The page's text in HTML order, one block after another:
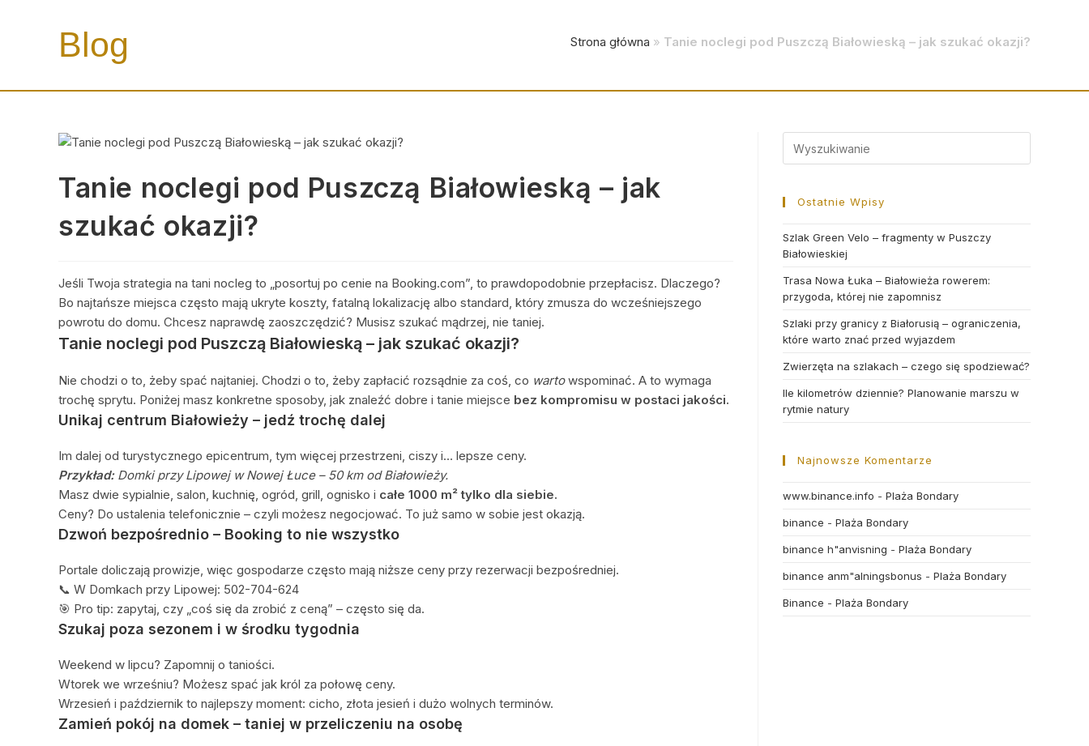
Blog Strona główna » Tanie noclegi pod Puszczą Białowieską – jak szukać okazji?
Tanie noclegi pod Puszczą Białowieską – jak
szukać okazji?
Jeśli Twoja strategia na tani nocleg to „posortuj po cenie na Booking.com”, to prawdopodobnie przepłacisz. Dlaczego?
Bo najtańsze miejsca często mają ukryte koszty, fatalną lokalizację albo standard, który zmusza do wcześniejszego
powrotu do domu. Chcesz naprawdę zaoszczędzić? Musisz szukać mądrzej, nie taniej.
Tanie noclegi pod Puszczą Białowieską – jak szukać okazji?
Nie chodzi o to, żeby spać najtaniej. Chodzi o to, żeby zapłacić rozsądnie za coś, co wartowspominać. A to wymaga
trochę sprytu. Poniżej masz konkretne sposoby, jak znaleźć dobre i tanie miejsce bez kompromisu w postaci jakości.
Unikaj centrum Białowieży – jedź trochę dalej
Im dalej od turystycznego epicentrum, tym więcej przestrzeni, ciszy i… lepsze ceny.
Przykład:Domki przy Lipowej w Nowej Łuce – 50 km od Białowieży.
Masz dwie sypialnie, salon, kuchnię, ogród, grill, ognisko i całe 1000 m² tylko dla siebie.
Ceny? Do ustalenia telefonicznie – czyli możesz negocjować. To już samo w sobie jest okazją.
Dzwoń bezpośrednio – Booking to nie wszystko
Portale doliczają prowizje, więc gospodarze często mają niższe ceny przy rezerwacji bezpośredniej.
📞 W Domkach przy Lipowej: 502-704-624
🎯 Pro tip: zapytaj, czy „coś się da zrobić z ceną” – często się da.
Szukaj poza sezonem i w środku tygodnia
Weekend w lipcu? Zapomnij o taniości.
Wtorek we wrześniu? Możesz spać jak król za połowę ceny.
Wrzesień i październik to najlepszy moment: cicho, złota jesień i dużo wolnych terminów.
Zamień pokój na domek – taniej w przeliczeniu na osobę
for:
Ostatnie Wpisy
Szlak Green Velo – fragmenty w Puszczy
Białowieskiej
Trasa Nowa Łuka – Białowieża rowerem:
przygoda, której nie zapomnisz
Szlaki przy granicy z Białorusią – ograniczenia,
które warto znać przed wyjazdem
Zwierzęta na szlakach – czego się spodziewać?
Ile kilometrów dziennie? Planowanie marszu w
rytmie natury
Najnowsze Komentarze
www.binance.info - Plaża Bondary
binance - Plaża Bondary
binance h"anvisning - Plaża Bondary
binance anm"alningsbonus - Plaża Bondary
Binance - Plaża Bondary